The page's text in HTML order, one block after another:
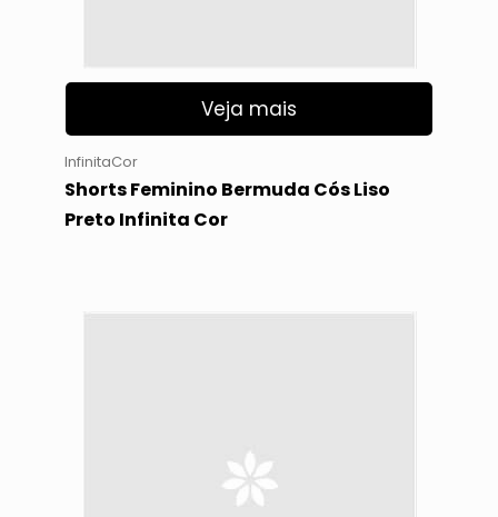
Veja mais
InfinitaCor
Shorts Feminino Bermuda Cós Liso
Preto Infinita Cor